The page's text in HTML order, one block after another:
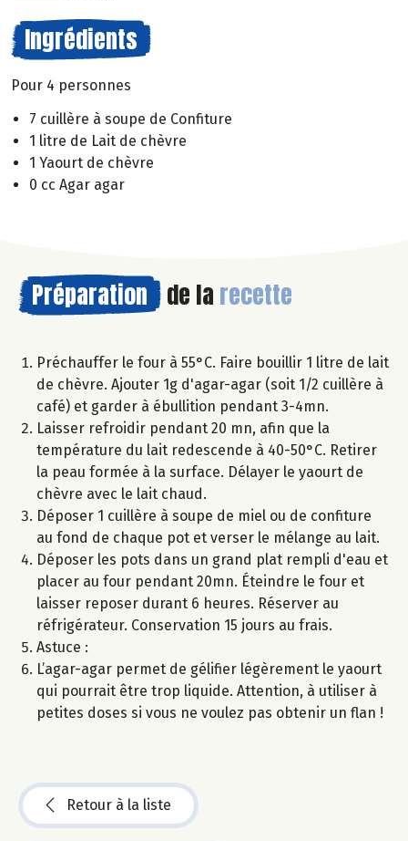
Ingrédients
Pour 4 personnes
7 cuillère à soupe de Confiture
1 litre de Lait de chèvre
1 Yaourt de chèvre
0 cc Agar agar
Préparation de la recette
Préchauffer le four à 55°C. Faire bouillir 1 litre de lait
de chèvre. Ajouter 1g d'agar-agar (soit 1/2 cuillère à
café) et garder à ébullition pendant 3-4mn.
Laisser refroidir pendant 20 mn, afin que la
température du lait redescende à 40-50°C. Retirer
la peau formée à la surface. Délayer le yaourt de
chèvre avec le lait chaud.
Déposer 1 cuillère à soupe de miel ou de confiture
au fond de chaque pot et verser le mélange au lait.
Déposer les pots dans un grand plat rempli d'eau et
placer au four pendant 20mn. Éteindre le four et
laisser reposer durant 6 heures. Réserver au
réfrigérateur. Conservation 15 jours au frais.
Astuce :
L’agar-agar permet de gélifier légèrement le yaourt
qui pourrait être trop liquide. Attention, à utiliser à
petites doses si vous ne voulez pas obtenir un flan !
Retour à la liste